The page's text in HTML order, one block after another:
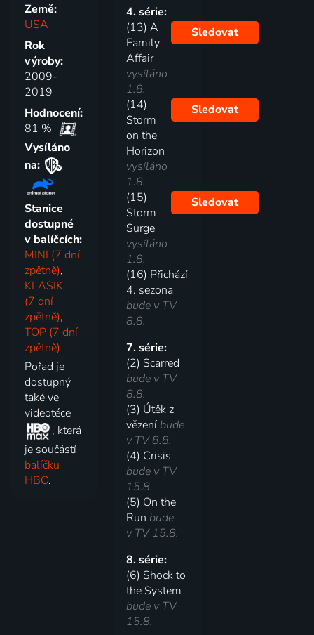
Země:
USA
Rok
výroby:
2009-
2019
Hodnocení:
81 %
Vysíláno
na:
Stanice
dostupné
v balíčcích:
MINI (7 dní
zpětně),
KLASIK
(7 dní
zpětně),
TOP (7 dní
zpětně)
Pořad je
dostupný
také ve
videotéce
, která
je součástí
balíčku
HBO.
4. série:
(13) A
Family
Affair
vysíláno
1.8.
Sledovat
(14)
Storm
on the
Horizon
vysíláno
1.8.
Sledovat
(15)
Storm
Surge
vysíláno
1.8.
Sledovat
(16) Přichází
4. sezona
bude v TV
8.8.
7. série:
(2) Scarred
bude v TV
8.8.
(3) Útěk z
vězeníbude
v TV 8.8.
(4) Crisis
bude v TV
15.8.
(5) On the
Runbude
v TV 15.8.
8. série:
(6) Shock to
the System
bude v TV
15.8.